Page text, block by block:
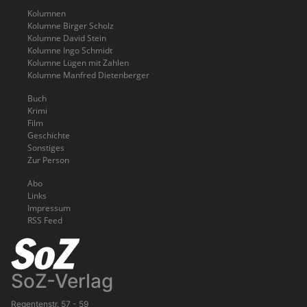
Kolumnen
Kolumne Birger Scholz
Kolumne David Stein
Kolumne Ingo Schmidt
Kolumne Lügen mit Zahlen
Kolumne Manfred Dietenberger
Buch
Krimi
Film
Geschichte
Sonstiges
Zur Person
Abo
Links
Impressum
RSS Feed
SoZ-Verlag
Regentenstr. 57 - 59